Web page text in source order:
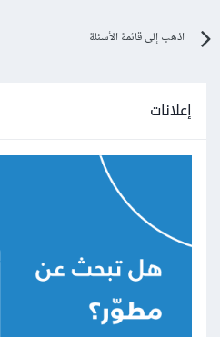
اذهب إلى قائمة الأسئلة
إعلانات